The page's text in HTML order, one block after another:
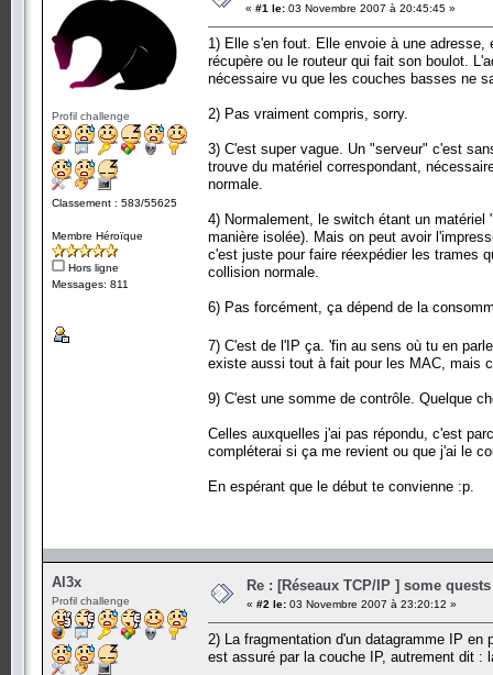
Profil challenge
Classement : 583/55625
Membre Héroïque
Hors ligne
Messages: 811
« #1 le: 03 Novembre 2007 à 20:45:45 »
1) Elle s'en fout. Elle envoie à une
récupère ou le routeur qui fait son boulot.
nécessaire vu que les couches basses ne
2) Pas vraiment compris, sorry.
3) C'est super vague. Un "serveur" c'est
trouve du matériel correspondant,
normale.
4) Normalement, le switch étant un
manière isolée). Mais on peut avoir
c'est juste pour faire réexpédier les trames
collision normale.
6) Pas forcément, ça dépend de la
7) C'est de l'IP ça. 'fin au sens où tu en
existe aussi tout à fait pour les MAC, mais
9) C'est une somme de contrôle. Quelque
Celles auxquelles j'ai pas répondu, c'est
compléterai si ça me revient ou que j'ai le
En espérant que le début te convienne :p.
Al3x
Profil challenge
Re : [Réseaux TCP/IP ] some
« #2 le: 03 Novembre 2007 à 23:20:12 »
2) La fragmentation d'un datagramme IP
est assuré par la couche IP, autrement dit :